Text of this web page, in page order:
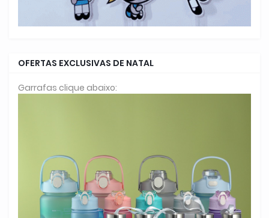
OFERTAS EXCLUSIVAS DE NATAL
Garrafas clique abaixo: